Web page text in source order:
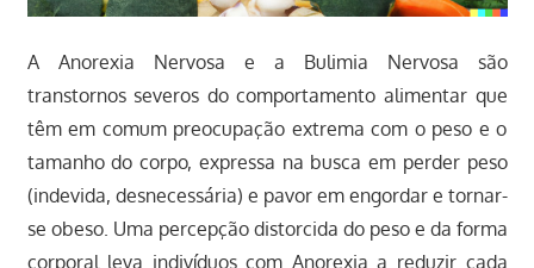
A Anorexia Nervosa e a Bulimia Nervosa são
transtornos severos do comportamento alimentar que
têm em comum preocupação extrema com o peso e o
tamanho do corpo, expressa na busca em perder peso
(indevida, desnecessária) e pavor em engordar e tornar-
se obeso. Uma percepção distorcida do peso e da forma
corporal leva indivíduos com Anorexia a reduzir cada